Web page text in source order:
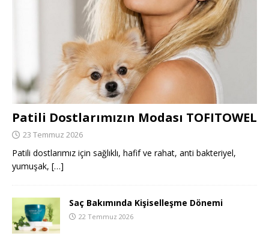
Patili Dostlarımızın Modası TOFITOWEL
23 Temmuz 2026
Patili dostlarımız için sağlıklı, hafif ve rahat, anti bakteriyel,
yumuşak, […]
Saç Bakımında Kişiselleşme Dönemi
22 Temmuz 2026